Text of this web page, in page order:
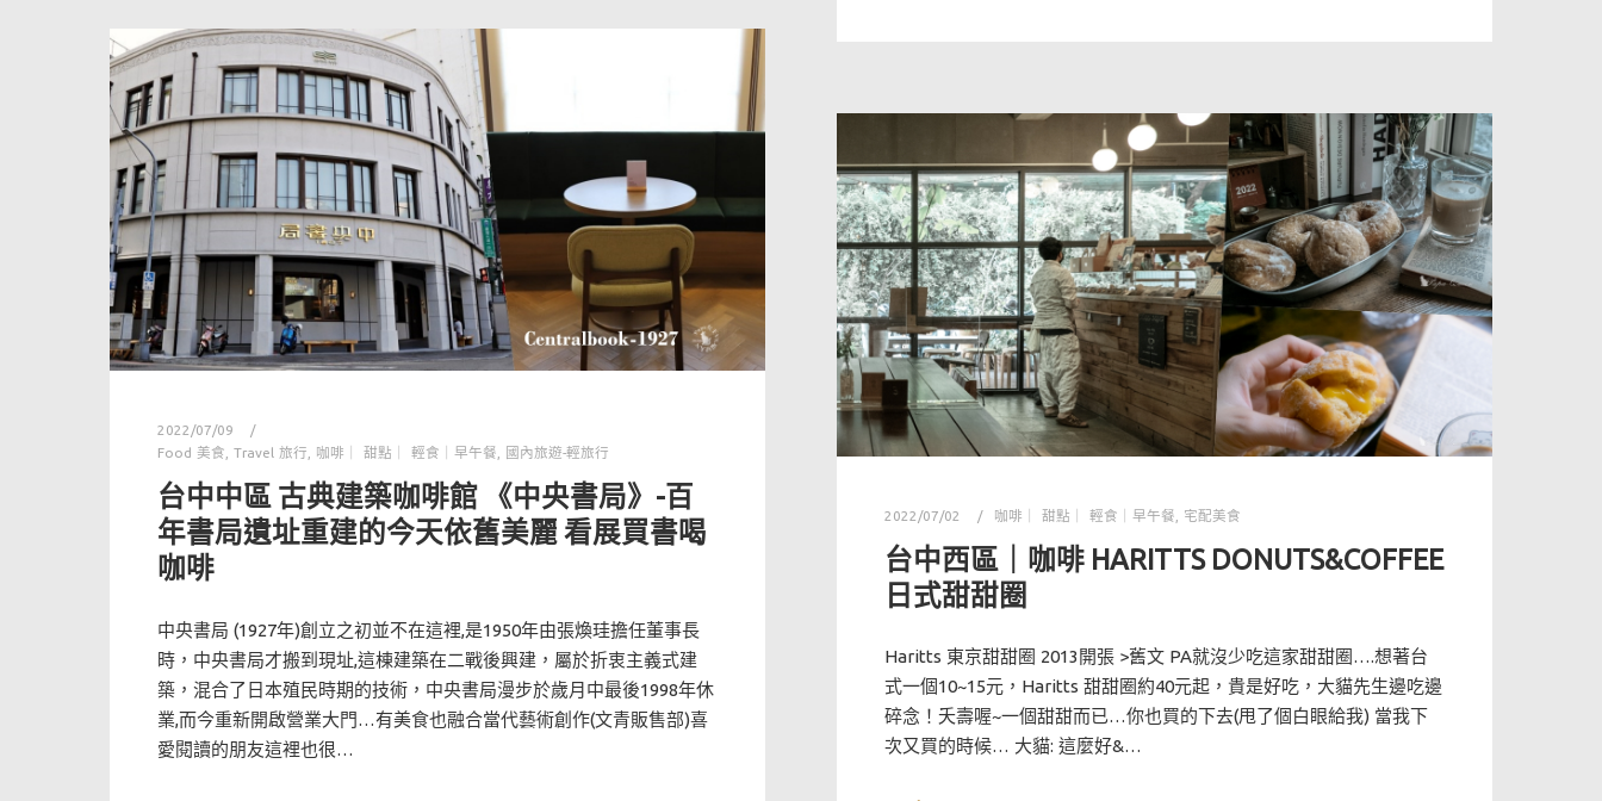
2022/07/09
Food 美食
Travel 旅行 咖啡｜ 甜點｜ 輕食｜早午餐 國內旅遊-輕旅行
台中中區 古典建築咖啡館 《中央書局》-百
年書局遺址重建的今天依舊美麗 看展買書喝
咖啡
中央書局 (1927年)創立之初並不在這裡,是1950年由張煥珪擔任董事長
時，中央書局才搬到現址,這棟建築在二戰後興建，屬於折衷主義式建
築，混合了日本殖民時期的技術，中央書局漫步於歲月中最後1998年休
業,而今重新開啟營業大門…有美食也融合當代藝術創作(文青販售部)喜
愛閱讀的朋友這裡也很…
2022/07/02 咖啡｜ 甜點｜ 輕食｜早午餐 宅配美食
台中西區｜咖啡 HARITTS DONUTS&COFFEE
日式甜甜圈
Haritts 東京甜甜圈 2013開張 >舊文 PA就沒少吃這家甜甜圈….想著台
式一個10~15元，Haritts 甜甜圈約40元起，貴是好吃，大貓先生邊吃邊
碎念！夭壽喔~一個甜甜而已…你也買的下去(甩了個白眼給我) 當我下
次又買的時候… 大貓: 這麼好&…